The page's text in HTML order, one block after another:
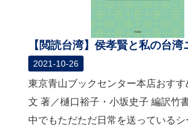
【閲読台湾】侯孝賢と私の台湾
2021-10-26
東京青山ブックセンター本店おす
文 著／樋口裕子・小坂史子 編訳竹
中でもただただ日常を送っているシ